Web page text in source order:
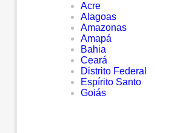
Acre
Alagoas
Amazonas
Amapá
Bahia
Ceará
Distrito Federal
Espírito Santo
Goiás